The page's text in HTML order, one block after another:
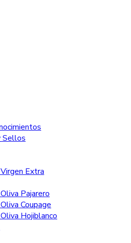
Sellos
Extra
Pajarero
Coupage
Hojiblanco